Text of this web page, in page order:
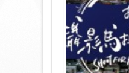
馬
松
2017
現
正
接